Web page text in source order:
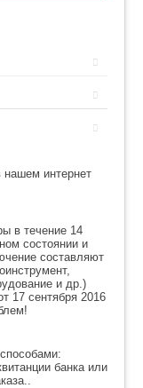
нашем интернет
в течение 14
состоянии и
составляют
и др.)
17 сентября 2016
банка или